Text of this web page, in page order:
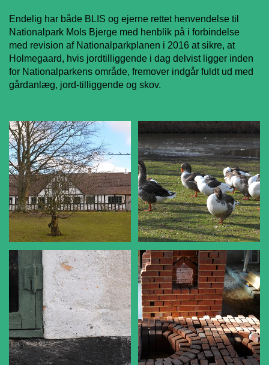
Endelig har både BLIS og ejerne rettet henvendelse til
Nationalpark Mols Bjerge med henblik på i forbindelse
med revision af Nationalparkplanen i 2016 at sikre, at
Holmegaard, hvis jordtilliggende i dag delvist ligger inden
for Nationalparkens område, fremover indgår fuldt ud med
gårdanlæg, jord-tilliggende og skov.